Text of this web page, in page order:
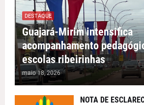
DESTAQUE
Guajará-Mirim intensifica
acompanhamento
escolas ribeirinhas
maio 18, 2026
NOTA DE